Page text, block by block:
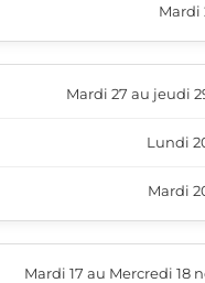
Mardi
Mardi 27 au jeudi
Lundi
Mardi
Mardi 17 au Mercredi 18